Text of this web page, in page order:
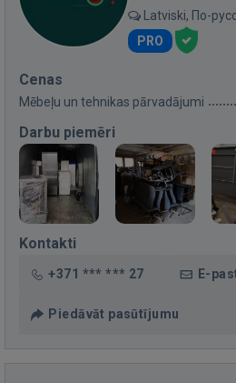
Latviski, По-
PRO
Cenas
Mēbeļu un tehnikas pārvadājumi
Darbu piemēri
Kontakti
+371 *** *** 27 E-
Piedāvāt pasūtījumu